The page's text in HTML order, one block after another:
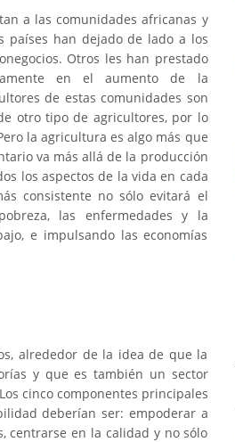
a las comunidades africanas y
países han dejado de lado a los
Otros les han prestado
en el aumento de la
de estas comunidades son
otro tipo de agricultores, por lo
la agricultura es algo más que
va más allá de la producción
los aspectos de la vida en cada
consistente no sólo evitará el
las enfermedades y la
e impulsando las economías
alrededor de la idea de que la
y que es también un sector
cinco componentes principales
deberían ser: empoderar a
centrarse en la calidad y no sólo